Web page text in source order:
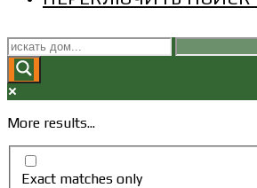
More results...
Exact matches only